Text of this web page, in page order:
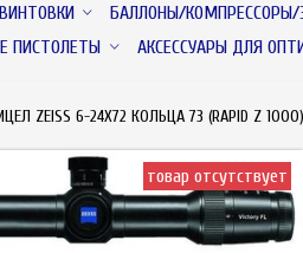
БАЛЛОНЫ/
ПИСТОЛЕТЫ АКСЕССУАРЫ ДЛЯ
ZEISS 6-24X72 КОЛЬЦА 73 (RAPID Z 1000)
товар отсутствует